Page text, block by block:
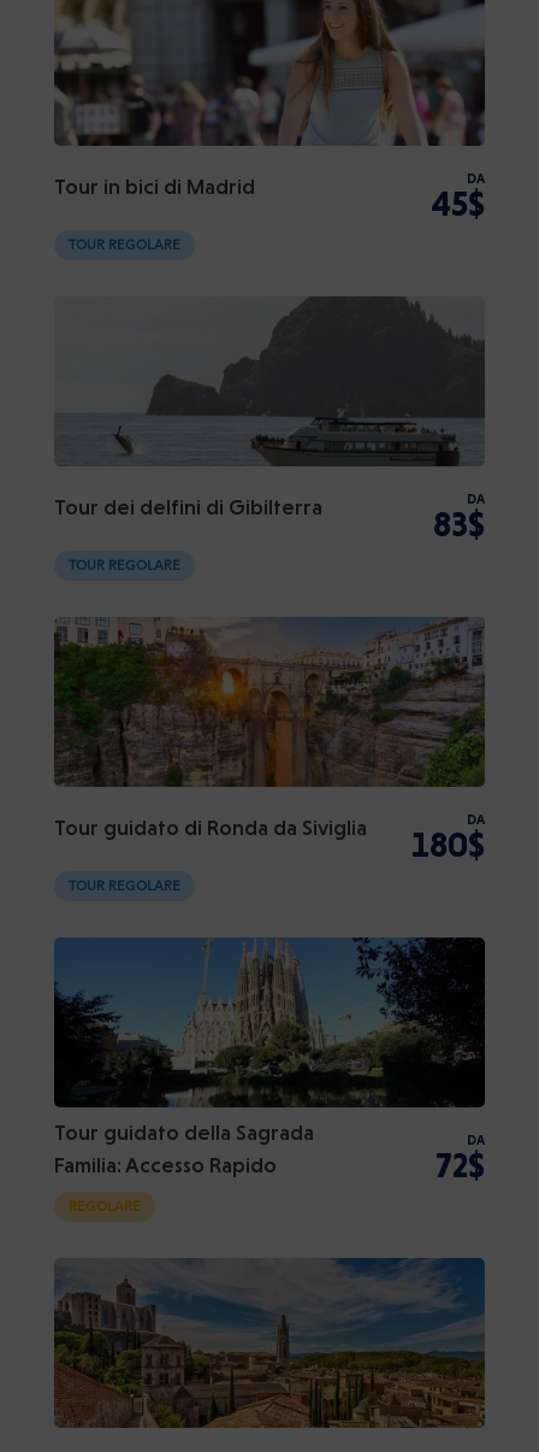
Tour in bici di Madrid DA
45$
TOUR REGOLARE
Tour dei delfini di Gibilterra DA
83$
TOUR REGOLARE
Tour guidato di Ronda da Siviglia DA
180$
TOUR REGOLARE
Tour guidato della Sagrada
Familia: Accesso Rapido
DA
72$
REGOLARE